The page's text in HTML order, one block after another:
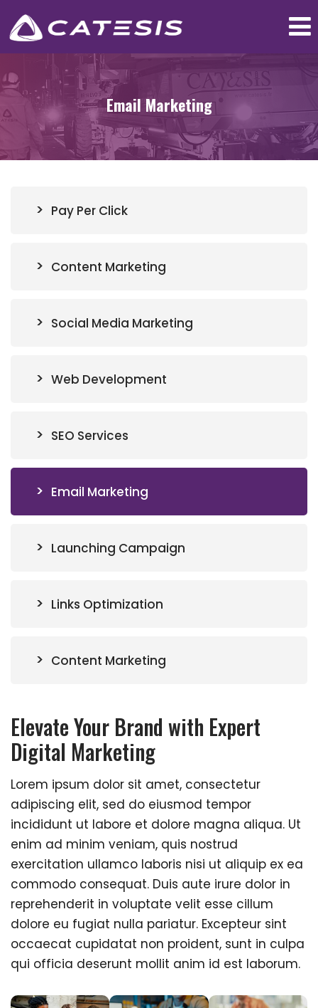
Email Marketing
Pay Per Click
Content Marketing
Social Media Marketing
Web Development
SEO Services
Email Marketing
Launching Campaign
Links Optimization
Content Marketing
Elevate Your Brand with Expert
Digital Marketing
Lorem ipsum dolor sit amet, consectetur
adipiscing elit, sed do eiusmod tempor
incididunt ut labore et dolore magna aliqua. Ut
enim ad minim veniam, quis nostrud
exercitation ullamco laboris nisi ut aliquip ex ea
commodo consequat. Duis aute irure dolor in
reprehenderit in voluptate velit esse cillum
dolore eu fugiat nulla pariatur. Excepteur sint
occaecat cupidatat non proident, sunt in culpa
qui officia deserunt mollit anim id est laborum.